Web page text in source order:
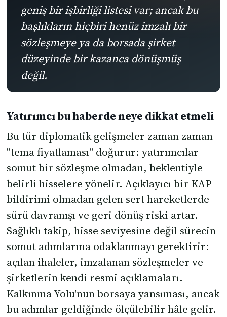
geniş bir işbirliği listesi var; ancak bu
başlıkların hiçbiri henüz imzalı bir
sözleşmeye ya da borsada şirket
düzeyinde bir kazanca dönüşmüş
değil.
Yatırımcı bu haberde neye dikkat etmeli
Bu tür diplomatik gelişmeler zaman zaman
"tema fiyatlaması" doğurur: yatırımcılar
somut bir sözleşme olmadan, beklentiyle
belirli hisselere yönelir. Açıklayıcı bir KAP
bildirimi olmadan gelen sert hareketlerde
sürü davranışı ve geri dönüş riski artar.
Sağlıklı takip, hisse seviyesine değil sürecin
somut adımlarına odaklanmayı gerektirir:
açılan ihaleler, imzalanan sözleşmeler ve
şirketlerin kendi resmi açıklamaları.
Kalkınma Yolu'nun borsaya yansıması, ancak
bu adımlar geldiğinde ölçülebilir hâle gelir.